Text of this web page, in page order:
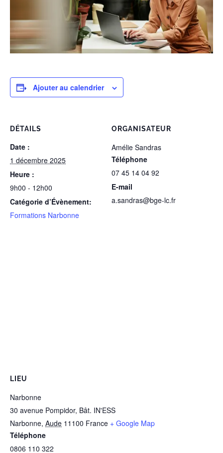
Ajouter au calendrier
DÉTAILS
Date :
1 décembre 2025
Heure :
9h00 - 12h00
Catégorie d’Évènement:
Formations Narbonne
ORGANISATEUR
Amélie Sandras
Téléphone
07 45 14 04 92
E-mail
a.sandras@bge-lc.fr
LIEU
Narbonne
30 avenue Pompidor, Bât. IN'ESS
Narbonne, Aude 11100 France + Google Map
Téléphone
0806 110 322